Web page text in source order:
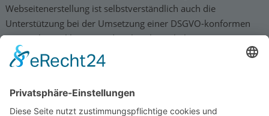
Webseitenerstellung ist selbstverständlich auch die
Unterstützung bei der Umsetzung einer DSGVO-konformen
Datenschutzerklärung und praktischer Inhalte zur DSGVO